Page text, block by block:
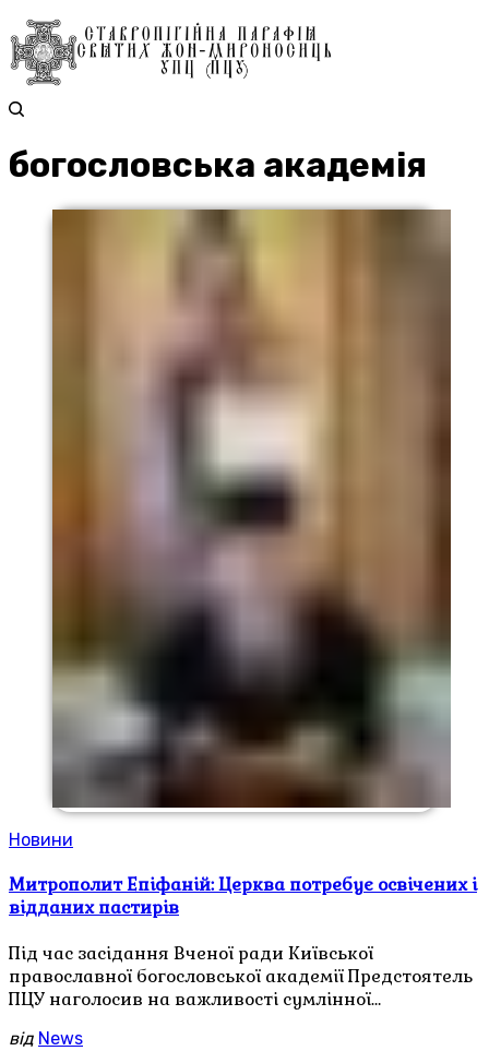
богословська академія
Новини
Митрополит Епіфаній: Церква потребує освічених і
відданих пастирів
Під час засідання Вченої ради Київської
православної богословської академії Предстоятель
ПЦУ наголосив на важливості сумлінної…
від News